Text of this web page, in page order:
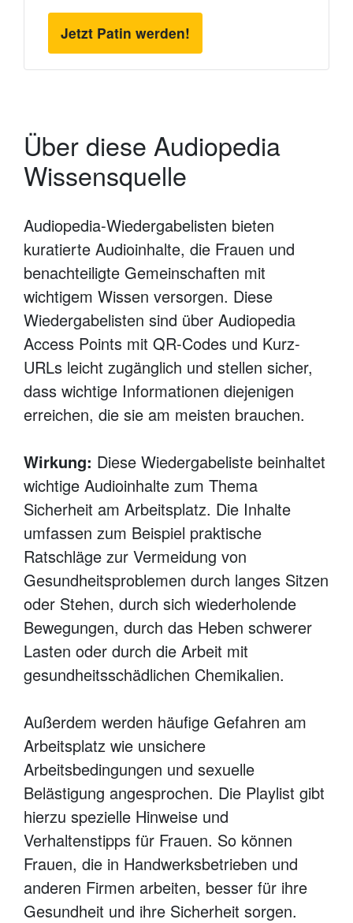
Jetzt Patin werden!
Über diese Audiopedia
Wissensquelle
Audiopedia-Wiedergabelisten bieten
kuratierte Audioinhalte, die Frauen und
benachteiligte Gemeinschaften mit
wichtigem Wissen versorgen. Diese
Wiedergabelisten sind über Audiopedia
Access Points mit QR-Codes und Kurz-
URLs leicht zugänglich und stellen sicher,
dass wichtige Informationen diejenigen
erreichen, die sie am meisten brauchen.
Wirkung: Diese Wiedergabeliste beinhaltet
wichtige Audioinhalte zum Thema
Sicherheit am Arbeitsplatz. Die Inhalte
umfassen zum Beispiel praktische
Ratschläge zur Vermeidung von
Gesundheitsproblemen durch langes Sitzen
oder Stehen, durch sich wiederholende
Bewegungen, durch das Heben schwerer
Lasten oder durch die Arbeit mit
gesundheitsschädlichen Chemikalien.
Außerdem werden häufige Gefahren am
Arbeitsplatz wie unsichere
Arbeitsbedingungen und sexuelle
Belästigung angesprochen. Die Playlist gibt
hierzu spezielle Hinweise und
Verhaltenstipps für Frauen. So können
Frauen, die in Handwerksbetrieben und
anderen Firmen arbeiten, besser für ihre
Gesundheit und ihre Sicherheit sorgen.